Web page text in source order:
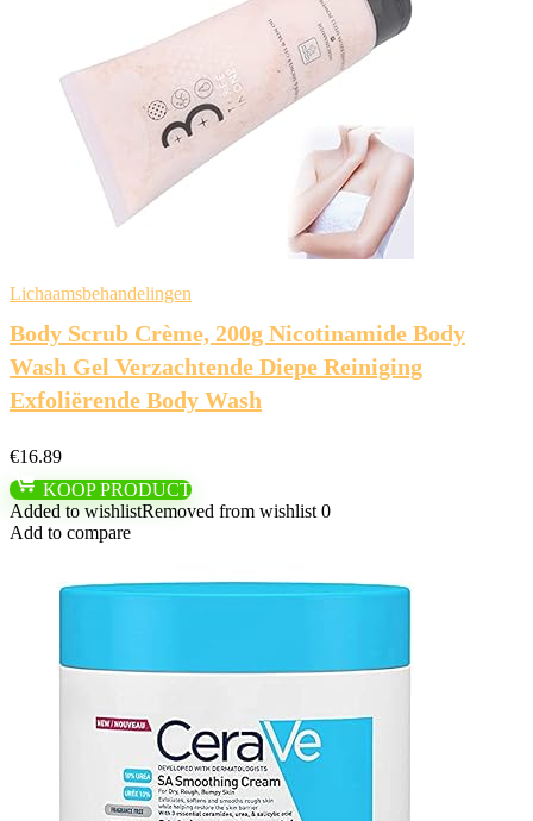
Lichaamsbehandelingen
Body Scrub Crème, 200g Nicotinamide Body
Wash Gel Verzachtende Diepe Reiniging
Exfoliërende Body Wash
€16.89
KOOP PRODUCT
Added to wishlistRemoved from wishlist 0
Add to compare